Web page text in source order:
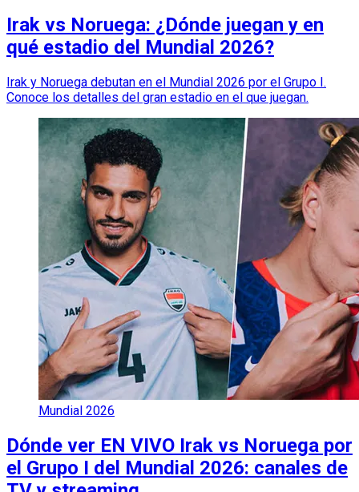
Irak vs Noruega: ¿Dónde juegan y en
qué estadio del Mundial 2026?
Irak y Noruega debutan en el Mundial 2026 por el Grupo I.
Conoce los detalles del gran estadio en el que juegan.
Mundial 2026
Dónde ver EN VIVO Irak vs Noruega por
el Grupo I del Mundial 2026: canales de